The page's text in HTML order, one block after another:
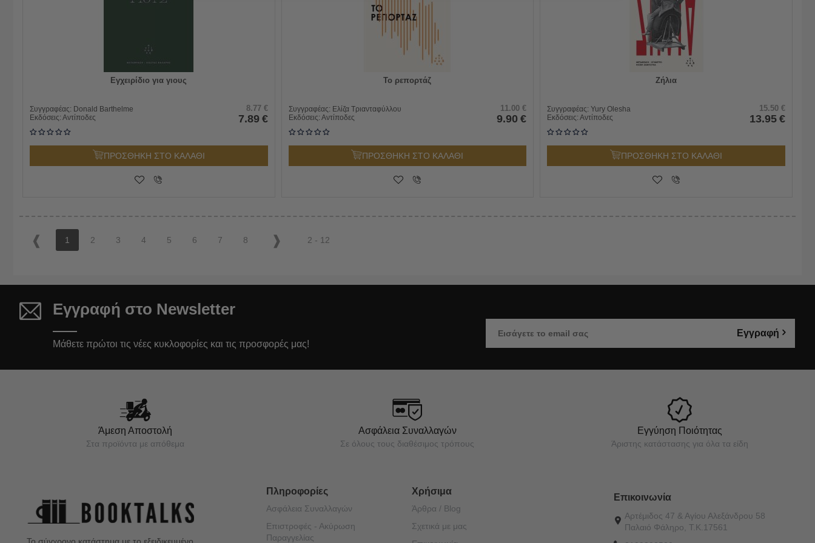
Εγχειρίδιο για γιους
Συγγραφέας: Donald Barthelme
Εκδόσεις: Αντίποδες
8.77 €
7.89 €
ΠΡΟΣΘΗΚΗ ΣΤΟ ΚΑΛΑΘΙ
Το ρεπορτάζ
Συγγραφέας: Ελίζα Τριανταφύλλου
Εκδόσεις: Αντίποδες
11.00 €
9.90 €
ΠΡΟΣΘΗΚΗ ΣΤΟ ΚΑΛΑΘΙ
Ζήλια
Συγγραφέας:Yury Olesha
Εκδόσεις:Αντίποδες
15.50 €
13.95 €
ΠΡΟΣΘΗΚΗ ΣΤΟ ΚΑΛΑΘΙ
1 2 3 4 5 6 7 8 2 - 12
Εγγραφή στο Newsletter
Μάθετε πρώτοι τις νέες κυκλοφορίες και τις προσφορές μας!
Εγγραφή
Άμεση Αποστολή
Στα προϊόντα με απόθεμα
Ασφάλεια Συναλλαγών
Σε όλους τους διαθέσιμος τρόπους
Εγγύηση Ποιότητας
Άριστης κατάστασης για όλα τα είδη
Πληροφορίες
Ασφάλεια Συναλλαγών
Επιστροφές - Ακύρωση
Παραγγελίας
Χρήσιμα
Άρθρα / Blog
Σχετικά με μας
Επικοινωνία
Αρτέμιδος 47 & Αγίου Αλεξάνδρου 58
Παλαιό Φάληρο, Τ.Κ.17561